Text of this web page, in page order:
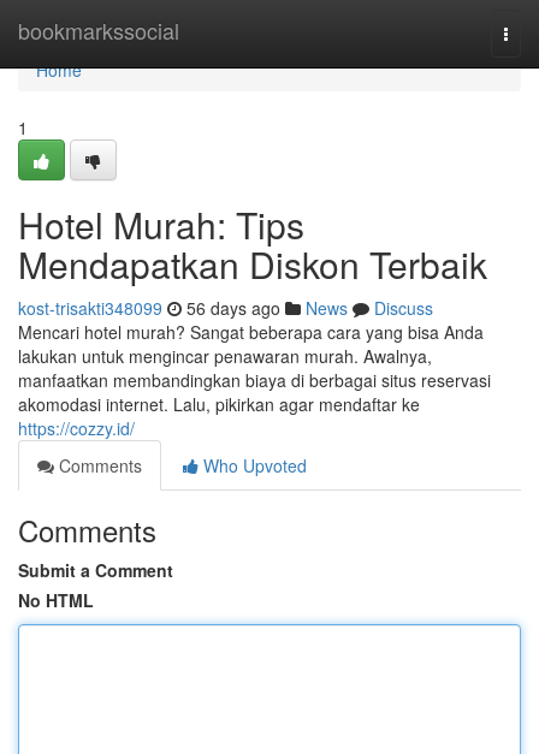
bookmarkssocial
Home
Home
1
Hotel Murah: Tips
Mendapatkan Diskon Terbaik
kost-trisakti348099 56 days ago News
Discuss
Mencari hotel murah? Sangat beberapa cara yang bisa Anda
lakukan untuk mengincar penawaran murah. Awalnya,
manfaatkan membandingkan biaya di berbagai situs reservasi
akomodasi internet. Lalu, pikirkan agar mendaftar ke
https://cozzy.id/
Comments
Who Upvoted
Comments
Submit a Comment
No HTML